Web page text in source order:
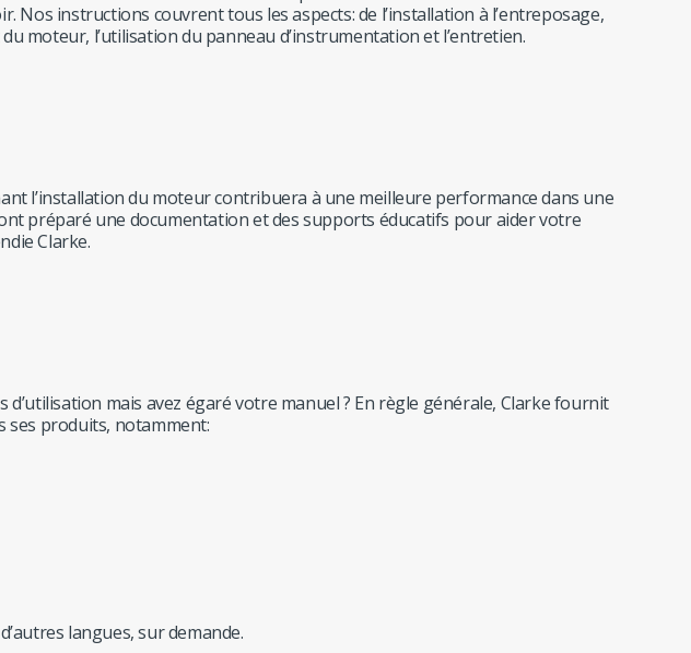
Nos instructions couvrent tous les aspects: de l’installation à l’entreposage,
moteur, l’utilisation du panneau d’instrumentation et l’entretien.
l’installation du moteur contribuera à une meilleure performance dans une
préparé une documentation et des supports éducatifs pour aider votre
Clarke.
mais avez égaré votre manuel ? En règle générale, Clarke fournit
ses produits, notamment:
langues, sur demande.